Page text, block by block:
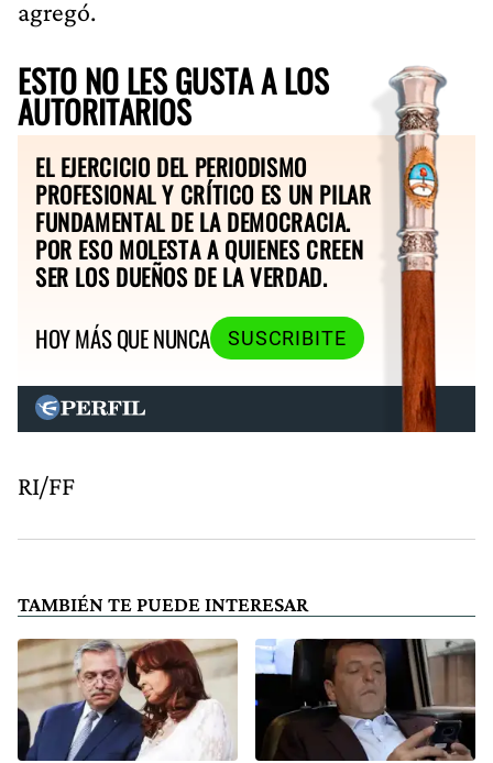
agregó.
ESTO NO LES GUSTA A LOS
AUTORITARIOS
EL EJERCICIO DEL PERIODISMO
PROFESIONAL Y CRÍTICO ES UN PILAR
FUNDAMENTAL DE LA DEMOCRACIA.
POR ESO MOLESTA A QUIENES CREEN
SER LOS DUEÑOS DE LA VERDAD.
HOY MÁS QUE NUNCA
SUSCRIBITE
RI/FF
TAMBIÉN TE PUEDE INTERESAR